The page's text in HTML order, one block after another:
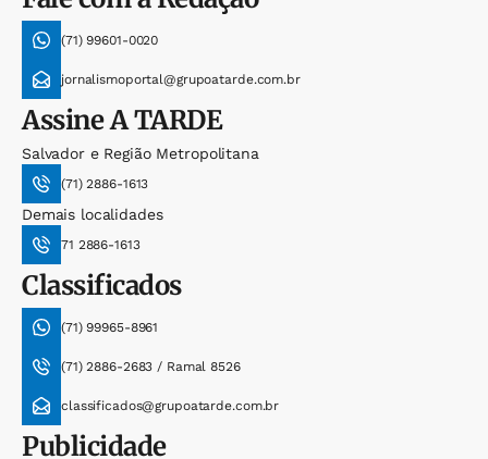
(71) 99601-0020
jornalismoportal@grupoatarde.com.br
AssineA TARDE
Salvador e Região Metropolitana
(71) 2886-1613
Demais localidades
71 2886-1613
Classificados
(71) 99965-8961
(71) 2886-2683 / Ramal 8526
classificados@grupoatarde.com.br
Publicidade